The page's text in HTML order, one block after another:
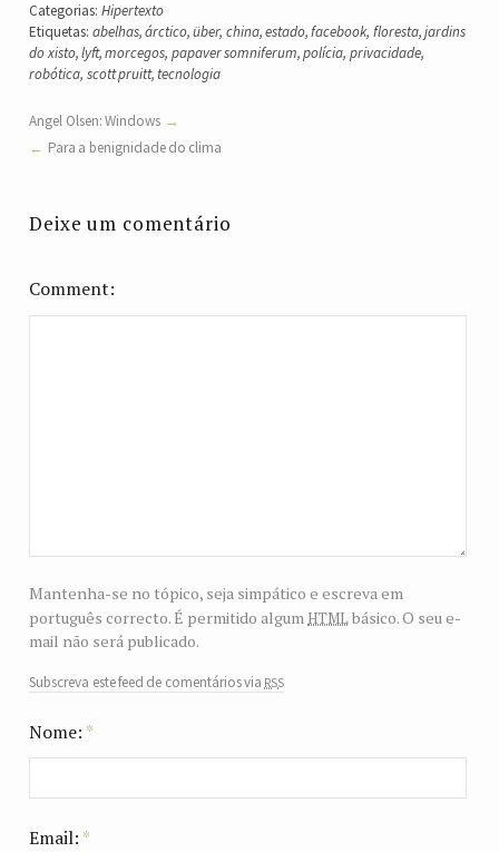
Categorias: Hipertexto
Etiquetas: abelhas,árctico,über, china,estado,facebook, floresta,jardins
do xisto,lyft,morcegos, papaver somniferum,polícia, privacidade,
robótica, scott pruitt, tecnologia
Angel Olsen: Windows
Para a benignidade do clima
Deixe um comentário
Comment
Mantenha-se no tópico, seja simpático e escreva em
português correcto. É permitido algum htmlbásico. O seu e-
mail não será publicado.
Subscreva este feed de comentários via rss
Nome: *
Email: *